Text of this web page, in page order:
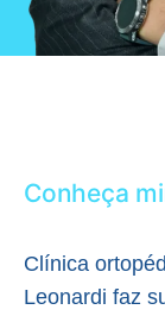
Conheça
Clínica
Leonardi faz